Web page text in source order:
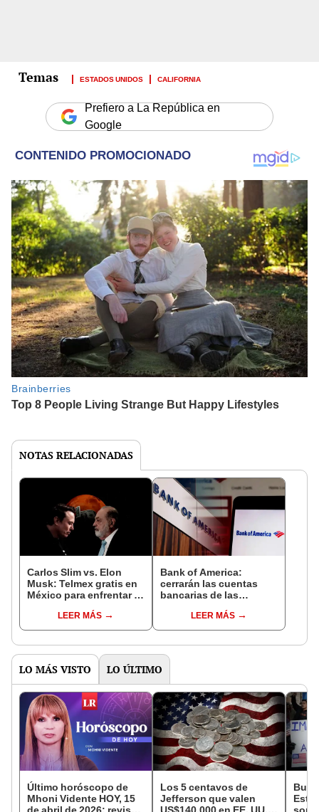
ESTADOS UNIDOS CALIFORNIA
Prefiero a La República en
Google
NOTAS RELACIONADAS
Carlos Slim vs. Elon
Musk: Telmex gratis en
México para enfrentar la
satelital de Stalink
LEER MÁS
Bank of America:
cerrarán las cuentas
bancarias de las
que no cumplan con
este requisito
LEER MÁS
LO MÁS VISTO LO ÚLTIMO
Último horóscopo de
Mhoni Vidente HOY, 15
de abril de 2026: revisa
Los 5 centavos de
Jefferson que valen
US$140.000 en EE. UU.
son